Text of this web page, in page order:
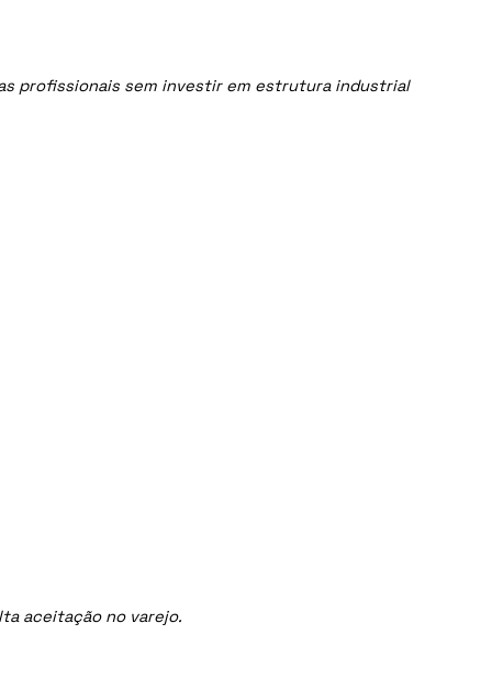
profissionais sem investir em estrutura industrial
aceitação no varejo.